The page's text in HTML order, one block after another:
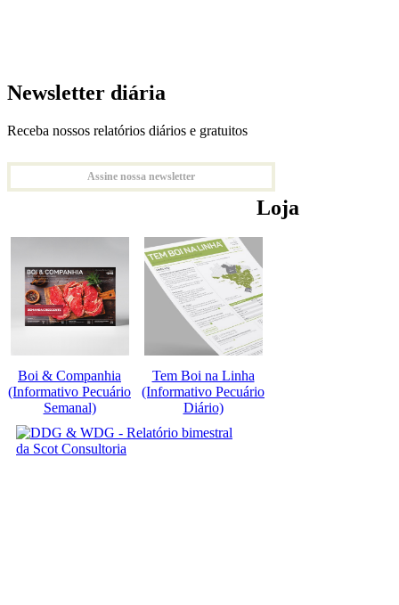
Newsletter diária
Receba nossos relatórios diários e gratuitos
Assine nossa newsletter
Loja
Boi & Companhia
(Informativo Pecuário
Semanal)
Tem Boi na Linha
(Informativo Pecuário
Diário)